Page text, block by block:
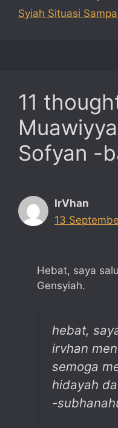
Syiah Situasi
11
Sofyan -
IrVhan
13
Hebat, saya
Gensyiah.
hebat,
irvhan
semoga
hidayah
-